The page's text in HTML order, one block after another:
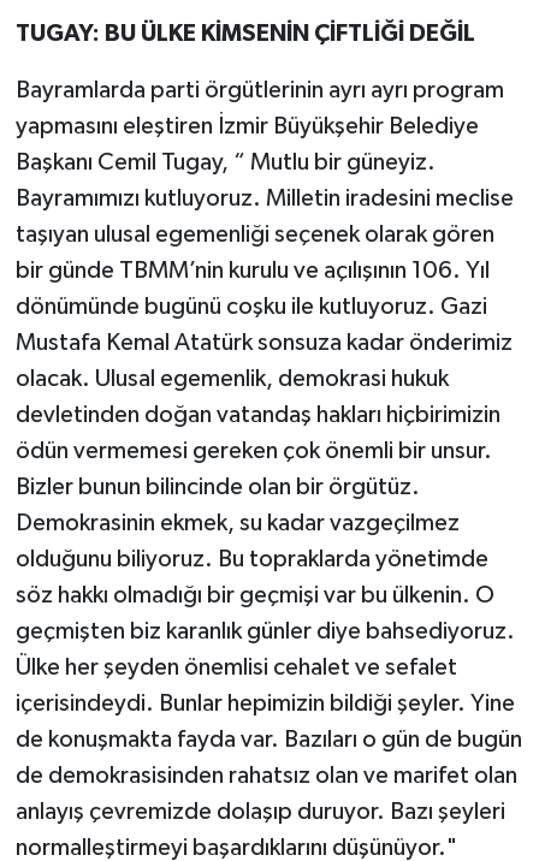
TUGAY: BU ÜLKE KİMSENİN ÇİFTLİĞİ DEĞİL
Bayramlarda parti örgütlerinin ayrı ayrı program
yapmasını eleştiren İzmir Büyükşehir Belediye
Başkanı Cemil Tugay, “ Mutlu bir güneyiz.
Bayramımızı kutluyoruz. Milletin iradesini meclise
taşıyan ulusal egemenliği seçenek olarak gören
bir günde TBMM’nin kurulu ve açılışının 106. Yıl
dönümünde bugünü coşku ile kutluyoruz. Gazi
Mustafa Kemal Atatürk sonsuza kadar önderimiz
olacak. Ulusal egemenlik, demokrasi hukuk
devletinden doğan vatandaş hakları hiçbirimizin
ödün vermemesi gereken çok önemli bir unsur.
Bizler bunun bilincinde olan bir örgütüz.
Demokrasinin ekmek, su kadar vazgeçilmez
olduğunu biliyoruz. Bu topraklarda yönetimde
söz hakkı olmadığı bir geçmişi var bu ülkenin. O
geçmişten biz karanlık günler diye bahsediyoruz.
Ülke her şeyden önemlisi cehalet ve sefalet
içerisindeydi. Bunlar hepimizin bildiği şeyler. Yine
de konuşmakta fayda var. Bazıları o gün de bugün
de demokrasisinden rahatsız olan ve marifet olan
anlayış çevremizde dolaşıp duruyor. Bazı şeyleri
normalleştirmeyi başardıklarını düşünüyor."